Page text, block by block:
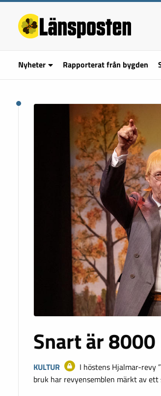
Nyheter Rapporterat från bygden
Snart är
KULTUR
I höstens Hjalmar-revy
bruk har revyensemblen märkt av